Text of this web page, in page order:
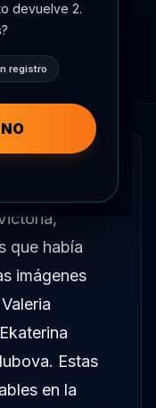
que había
imágenes
Estas
en la
devuelve 2.
registro